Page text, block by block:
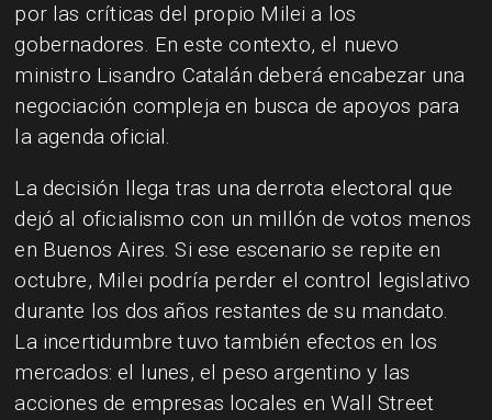
por las críticas del propio Milei a los
gobernadores. En este contexto, el nuevo
ministro Lisandro Catalán deberá encabezar una
negociación compleja en busca de apoyos para
la agenda oficial.
La decisión llega tras una derrota electoral que
dejó al oficialismo con un millón de votos menos
en Buenos Aires. Si ese escenario se repite en
octubre, Milei podría perder el control legislativo
durante los dos años restantes de su mandato.
La incertidumbre tuvo también efectos en los
mercados: el lunes, el peso argentino y las
acciones de empresas locales en Wall Street